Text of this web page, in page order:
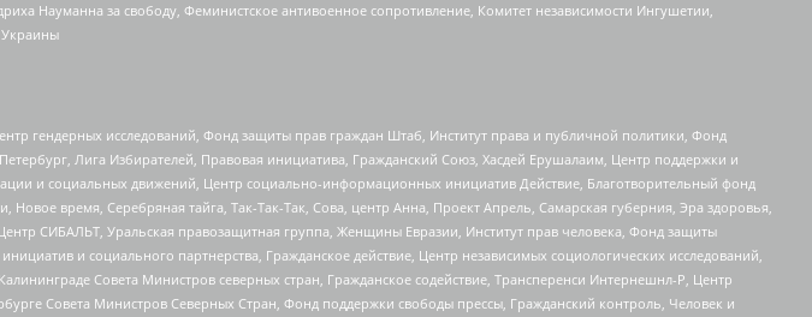
Науманна за свободу, Феминистское антивоенное сопротивление, Комитет независимости Ингушетии,
гендерных исследований, Фонд защиты прав граждан Штаб, Институт права и публичной политики, Фонд
Лига Избирателей, Правовая инициатива, Гражданский Союз, Хасдей Ерушалаим, Центр поддержки и
и социальных движений, Центр социально-информационных инициатив Действие, Благотворительный фонд
время, Серебряная тайга, Так-Так-Так, Сова, центр Анна, Проект Апрель, Самарская губерния, Эра здоровья,
СИБАЛЬТ, Уральская правозащитная группа, Женщины Евразии, Институт прав человека, Фонд защиты
и социального партнерства, Гражданское действие, Центр независимых социологических исследований,
Совета Министров северных стран, Гражданское содействие, Трансперенси Интернешнл-Р, Центр
Совета Министров Северных Стран, Фонд поддержки свободы прессы, Гражданский контроль, Человек и